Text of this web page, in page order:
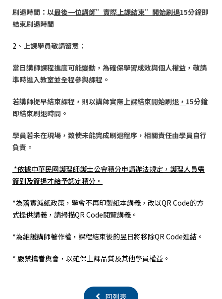
刷退時間 ：以最後一位講師” 實際上課結束” 開始刷退15分鐘即
結束刷退時間
2、 上課學員敬請留意：
當日講師課程進度可能變動，為確保學習成效與個人權益，敬請
準時進入教室並全程參與課程。
若講師提早結束課程，則以講師實際上課結束開始刷退， 15分鐘
即結束刷退時間 。
學員若未在現場，致使未能完成刷退程序，相關責任由學員自行
負責。
*依據中華民國護理師護士公會積分申請辦法規定，護理人員需
簽到及簽退才給予認定積分。
*為落實減紙政策，學會不再印製紙本講義，改以QR Code的方
式提供講義，請掃描QR Code閱覽講義。
*為維護講師著作權，課程結束後的昱日將移除QR Code連結。
* 嚴禁攜眷與會，以確保上課品質及其他學員權益。
回列表